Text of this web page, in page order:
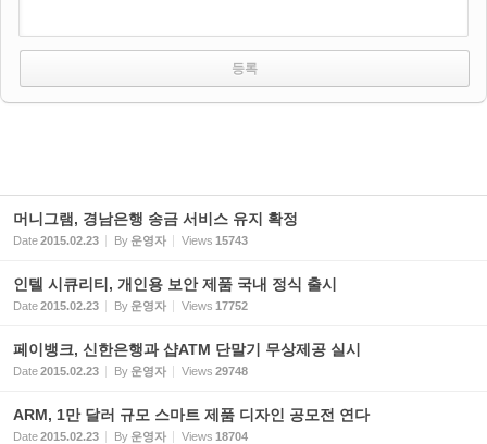
머니그램, 경남은행 송금 서비스 유지 확정
Date2015.02.23 By 운영자 Views 15743
인텔 시큐리티, 개인용 보안 제품 국내 정식 출시
Date2015.02.23 By 운영자 Views 17752
페이뱅크, 신한은행과 샵ATM 단말기 무상제공 실시
Date2015.02.23 By 운영자 Views 29748
ARM, 1만 달러 규모 스마트 제품 디자인 공모전 연다
Date2015.02.23 By 운영자 Views 18704